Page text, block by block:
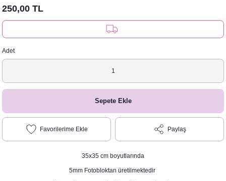
250,00 TL
Adet
Sepete Ekle
Paylaş
35x35 cm boyutlarında
5mm Fotobloktan üretilmektedir